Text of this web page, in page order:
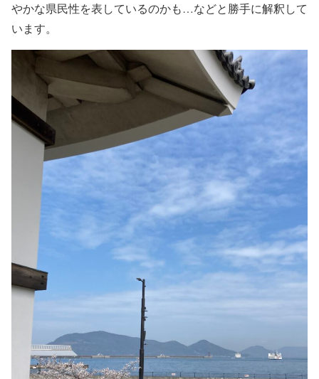
やかな県民性を表しているのかも…などと勝手に解釈して
います。